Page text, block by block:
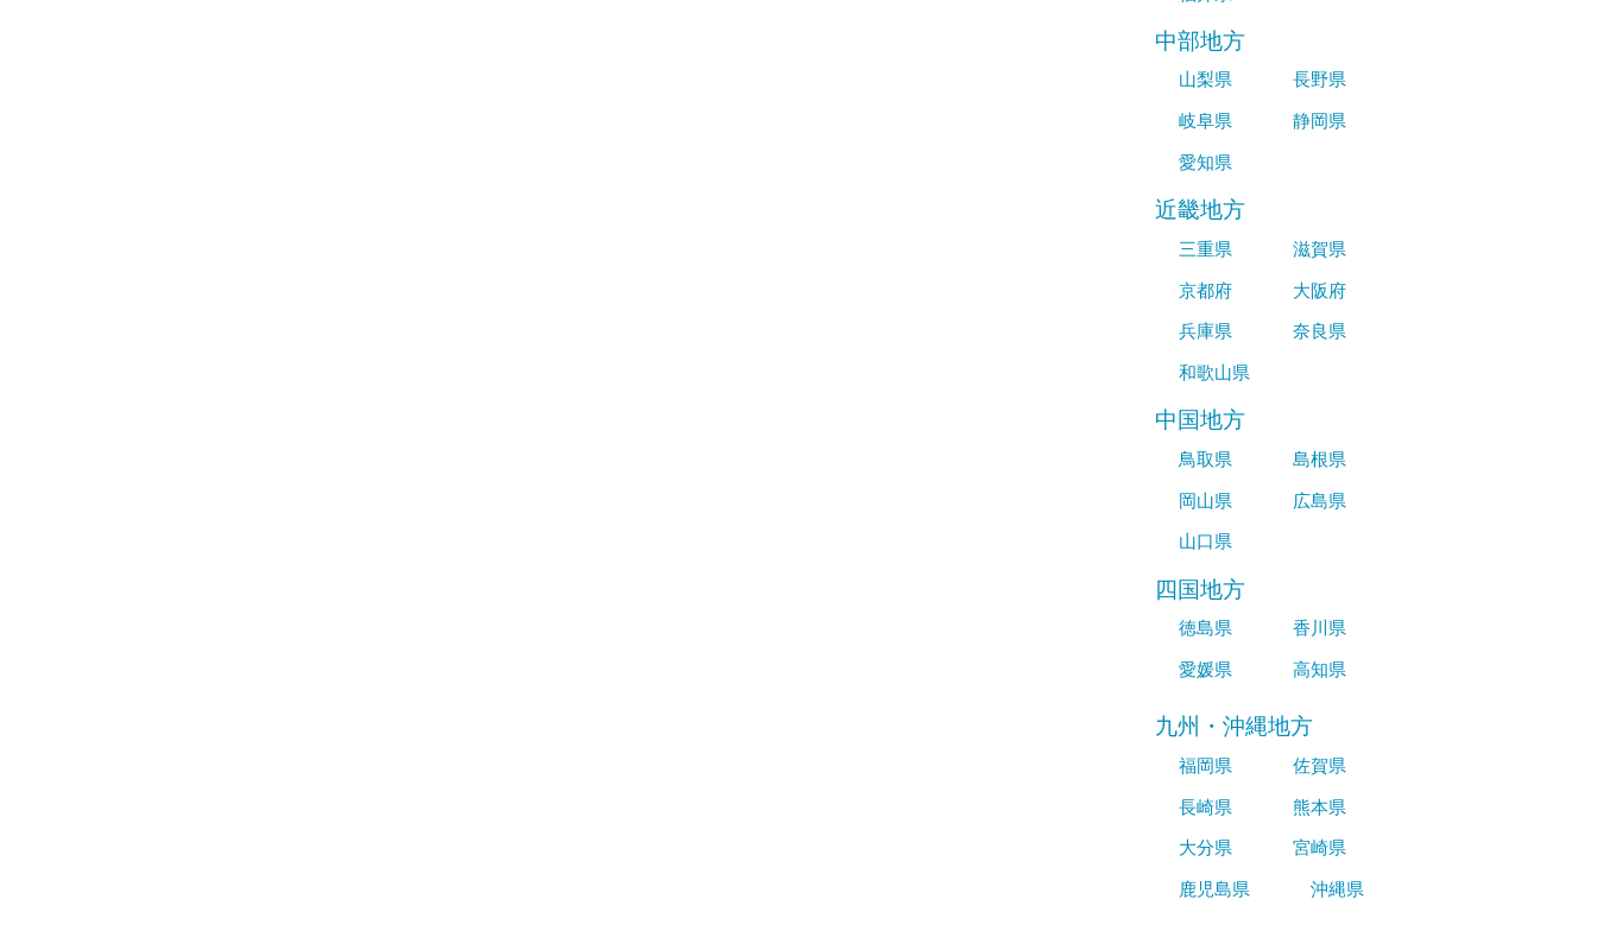
中部地方
山梨県
長野県
岐阜県
静岡県
愛知県
近畿地方
三重県
滋賀県
京都府
大阪府
兵庫県
奈良県
和歌山県
中国地方
鳥取県
島根県
岡山県
広島県
山口県
四国地方
徳島県
香川県
愛媛県
高知県
九州・沖縄地方
福岡県
佐賀県
長崎県
熊本県
大分県
宮崎県
鹿児島県
沖縄県